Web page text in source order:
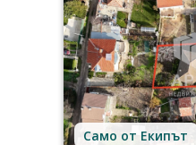
Само от Екипът